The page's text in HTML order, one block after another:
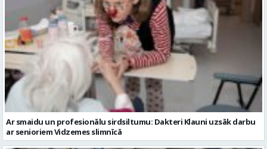
Ar smaidu un profesionālu sirdsiltumu: Dakteri Klauni uzsāk darbu
ar senioriem Vidzemes slimnīcā